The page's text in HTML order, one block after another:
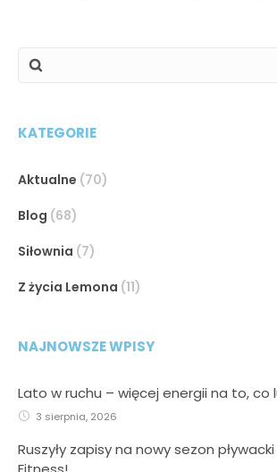
KATEGORIE
Aktualne (70)
Blog (68)
Siłownia (7)
Z życia Lemona (11)
NAJNOWSZE WPISY
Lato w ruchu – więcej energii na to, co
3 sierpnia, 2026
Ruszyły zapisy na nowy sezon